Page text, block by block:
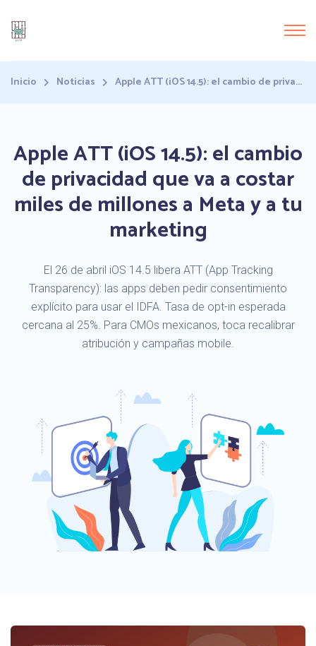
Inicio Noticias Apple ATT (iOS 14.5): el cambio de priva...
Apple ATT (iOS 14.5): el cambio
de privacidad que va a costar
miles de millones a Meta y a tu
marketing
El 26 de abril iOS 14.5 libera ATT (App Tracking
Transparency): las apps deben pedir consentimiento
explícito para usar el IDFA. Tasa de opt-in esperada
cercana al 25%. Para CMOs mexicanos, toca recalibrar
atribución y campañas mobile.